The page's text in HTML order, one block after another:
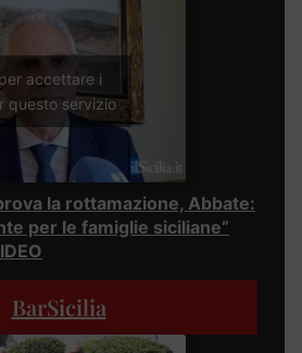
accettare i
questo servizio
la rottamazione, Abbate:
per le famiglie siciliane”
BarSicilia